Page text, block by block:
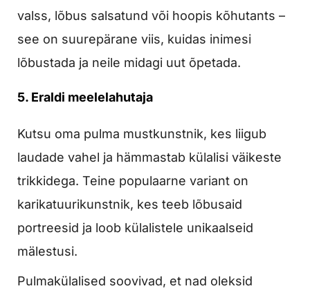
valss, lõbus salsatund või hoopis kõhutants –
see on suurepärane viis, kuidas inimesi
lõbustada ja neile midagi uut õpetada.
5. Eraldi meelelahutaja
Kutsu oma pulma mustkunstnik, kes liigub
laudade vahel ja hämmastab külalisi väikeste
trikkidega. Teine populaarne variant on
karikatuurikunstnik, kes teeb lõbusaid
portreesid ja loob külalistele unikaalseid
mälestusi.
Pulmakülalised soovivad, et nad oleksid